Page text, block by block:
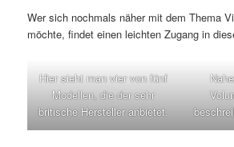
Wer sich nochmals näher mit dem Thema
möchte, findet einen leichten Zugang in
Hier sieht man vier von fünf
Modellen, die der sehr
britische Hersteller anbietet.